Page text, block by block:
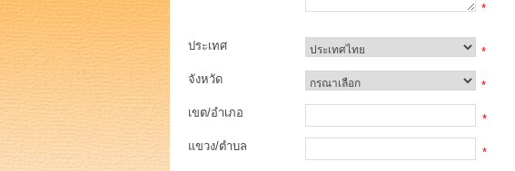
*
ประเทศ
*
จังหวัด
*
เขต/อำเภอ
*
แขวง/ตำบล
*